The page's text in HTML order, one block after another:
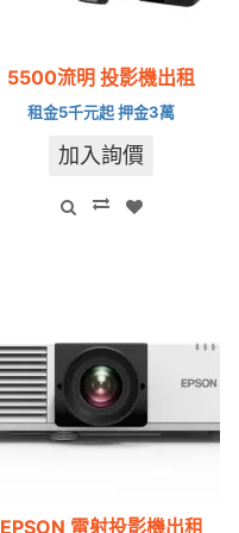
5500流明 投影機出租
租金5千元起 押金3萬
加入詢價
EPSON 雷射投影機出租